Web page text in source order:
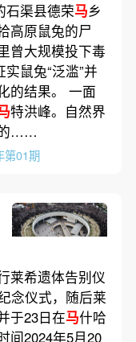
石渠县德荣马乡
高原鼠兔的尸
曾大规模投下毒
鼠兔“泛滥”并
的结果。 一面
特洪峰。自然界
的……
第01期
莱希遗体告别仪
念仪式，随后莱
于23日在马什哈
间2024年5月20